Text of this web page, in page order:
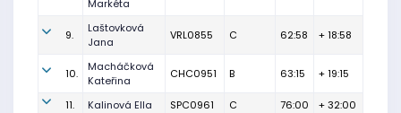
Markéta
9.
Laštovková
Jana
VRL0855 C 62:58 + 18:58
10.
Macháčková
Kateřina
CHC0951 B 63:15 + 19:15
11. Kalinová Ella SPC0961 C 76:00 + 32:00